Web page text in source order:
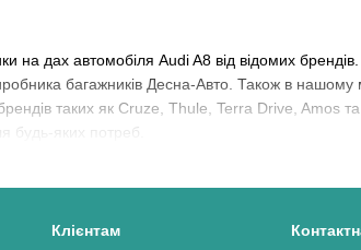
на дах автомобіля Audi A8 від відомих
багажників Десна-Авто. Також в
таких як Cruze, Thule, Terra Drive, Amos
будь-яких потреб.
Клієнтам